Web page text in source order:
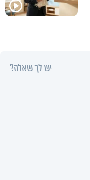
מותר לנשוף על בוטנים כדי
יש לך שאלה?